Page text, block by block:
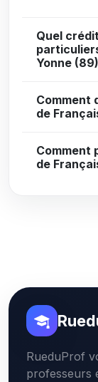
Quel
Yonne
Comment
de
Comment
de
RueduProf
professeurs